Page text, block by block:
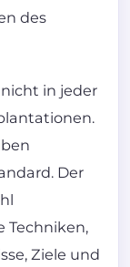
des
in jeder
Der
Techniken,
Ziele und